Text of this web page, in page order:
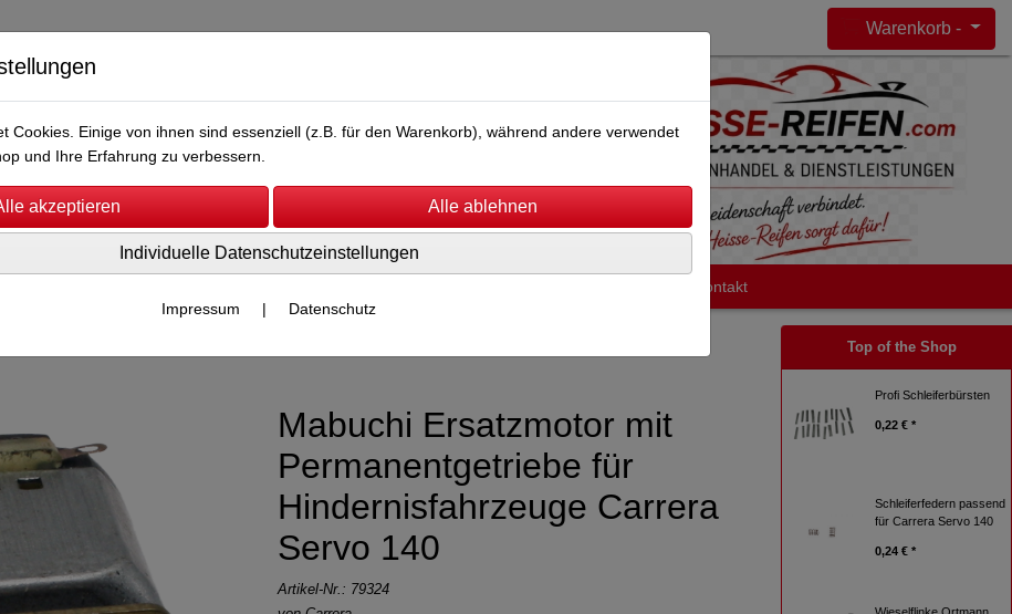
Warenkorb -
Kontakt
Mabuchi Ersatzmotor mit
Permanentgetriebe für
Hindernisfahrzeuge Carrera
Servo 140
Artikel-Nr.: 79324
Top of the Shop
Profi Schleiferbürsten
0,22 € *
Schleiferfedern passend
für Carrera Servo 140
0,24 € *
Cookies. Einige von ihnen sind essenziell (z.B. für den Warenkorb), während andere verwendet
und Ihre Erfahrung zu verbessern.
Individuelle Datenschutzeinstellungen
Impressum | Datenschutz